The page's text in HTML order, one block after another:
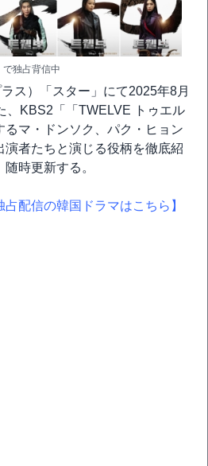
独占背信中
ス）「スター」にて2025年8月
、KBS2「「TWELVE トゥエル
るマ・ドンソク、パク・ヒョン
演者たちと演じる役柄を徹底紹
時更新する。
占配信の韓国ドラマはこちら】